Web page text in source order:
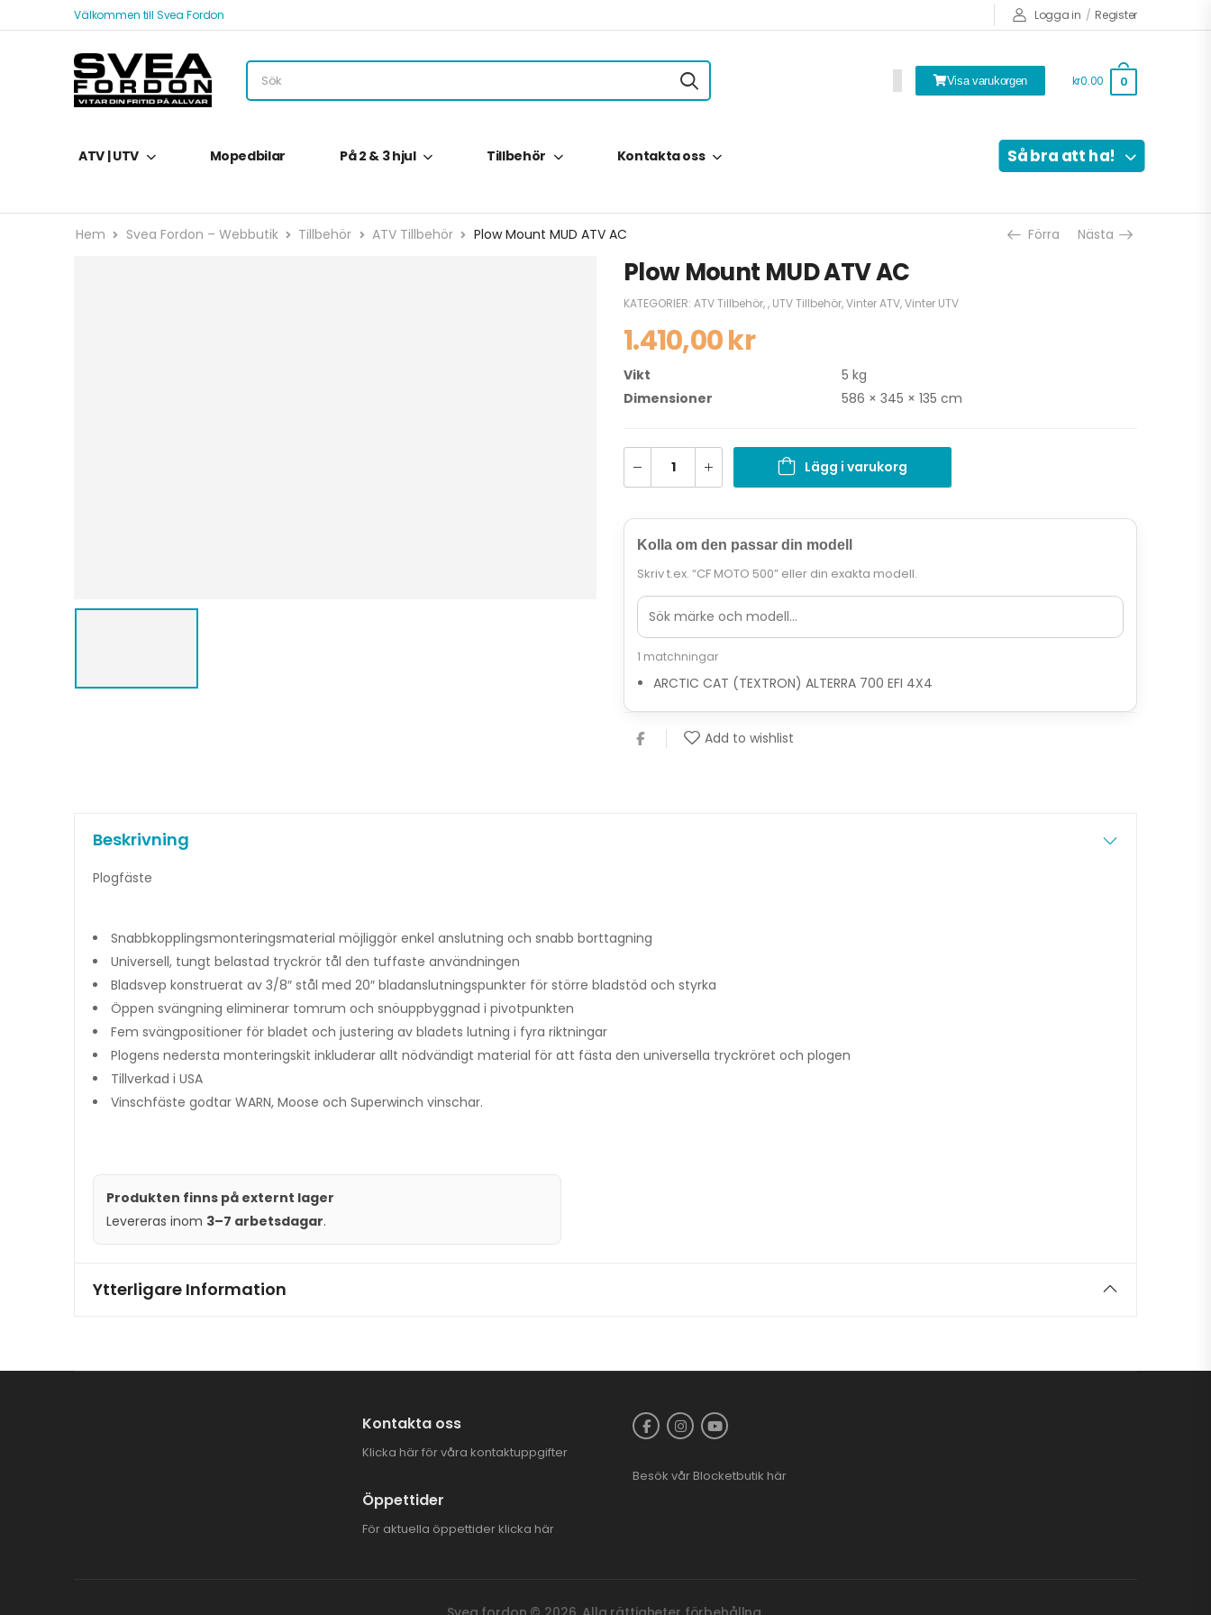
Välkommen till Svea Fordon Logga in / Register
Visa varukorgen kr0.00 0
ATV | UTV Mopedbilar På 2 & 3 hjul Tillbehör Kontakta oss Så bra att ha!
Hem Svea Fordon – Webbutik Tillbehör ATV Tillbehör Plow Mount MUD ATV AC Förra Nästa
Plow Mount MUD ATV AC
KATEGORIER: ATV Tillbehör,, UTV Tillbehör,Vinter ATV,Vinter UTV
1.410,00kr
Vikt
5 kg
Dimensioner
586 × 345 × 135 cm
Lägg i varukorg
Kolla om den passar din modell
Skriv t.ex. “CF MOTO 500” eller din exakta modell.
1 matchningar
ARCTIC CAT (TEXTRON) ALTERRA 700 EFI 4X4
Add to wishlist
Beskrivning
Plogfäste
Snabbkopplingsmonteringsmaterial möjliggör enkel anslutning och snabb borttagning
Universell, tungt belastad tryckrör tål den tuffaste användningen
Bladsvep konstruerat av 3/8″ stål med 20″ bladanslutningspunkter för större bladstöd och styrka
Öppen svängning eliminerar tomrum och snöuppbyggnad i pivotpunkten
Fem svängpositioner för bladet och justering av bladets lutning i fyra riktningar
Plogens nedersta monteringskit inkluderar allt nödvändigt material för att fästa den universella tryckröret och plogen
Tillverkad i USA
Vinschfäste godtar WARN, Moose och Superwinch vinschar.
Produkten finns på externt lager
Levereras inom 3–7 arbetsdagar.
Ytterligare Information
Kontakta oss
Klicka här för våra kontaktuppgifter
Öppettider
För aktuella öppettider klicka här
Besök vår Blocketbutik här